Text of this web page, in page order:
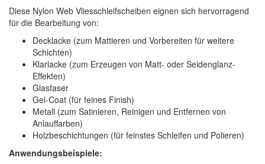
Diese Nylon Web Vliesschleifscheiben eignen sich hervorragend
für die Bearbeitung von:
Decklacke (zum Mattieren und Vorbereiten für weitere
Schichten)
Klarlacke (zum Erzeugen von Matt- oder Seidenglanz-
Effekten)
Glasfaser
Gel-Coat (für feines Finish)
Metall (zum Satinieren, Reinigen und Entfernen von
Anlauffarben)
Holzbeschichtungen (für feinstes Schleifen und Polieren)
Anwendungsbeispiele: